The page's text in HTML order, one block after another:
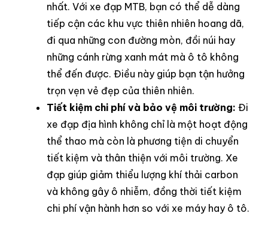
nhất. Với xe đạp MTB, bạn có thể dễ dàng
tiếp cận các khu vực thiên nhiên hoang dã,
đi qua những con đường mòn, đồi núi hay
những cánh rừng xanh mát mà ô tô không
thể đến được. Điều này giúp bạn tận hưởng
trọn vẹn vẻ đẹp của thiên nhiên.
Tiết kiệm chi phí và bảo vệ môi trường: Đi
xe đạp địa hình không chỉ là một hoạt động
thể thao mà còn là phương tiện di chuyển
tiết kiệm và thân thiện với môi trường. Xe
đạp giúp giảm thiểu lượng khí thải carbon
và không gây ô nhiễm, đồng thời tiết kiệm
chi phí vận hành hơn so với xe máy hay ô tô.